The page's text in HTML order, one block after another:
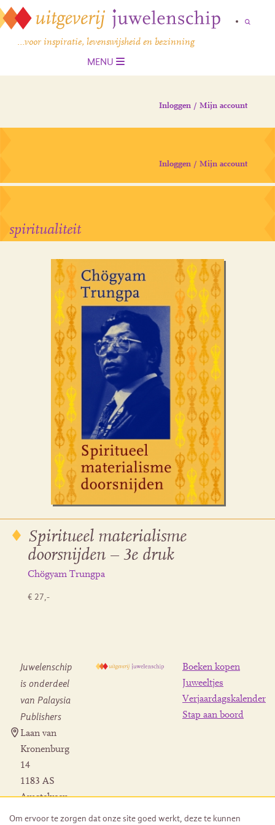
…voor inspiratie, levenswijsheid en bezinning
MENU
Inloggen / Mijn account
Inloggen / Mijn account
spiritualiteit
Spiritueel materialisme
doorsnijden – 3e druk
Chögyam Trungpa
€ 27,-
Juwelenschip
is onderdeel
van Palaysia
Publishers
Laan van
Kronenburg
14
1183 AS
Amstelveen
Boeken kopen
Juweeltjes
Verjaardagskalender
Stap aan boord
Om ervoor te zorgen dat onze site goed werkt, deze te kunnen